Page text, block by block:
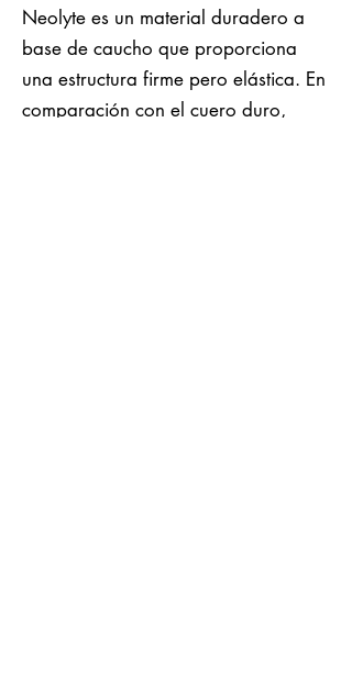
Neolyte es un material duradero a
base de caucho que proporciona
una estructura firme pero elástica. En
comparación con el cuero duro,